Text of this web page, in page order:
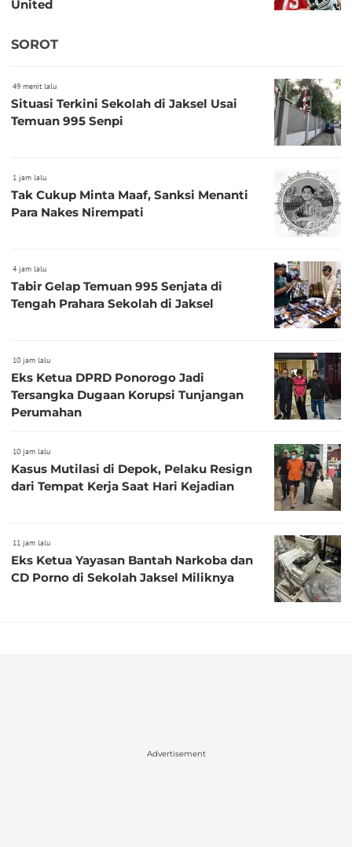
United
SOROT
49 menit lalu
Situasi Terkini Sekolah di Jaksel Usai
Temuan 995 Senpi
1 jam lalu
Tak Cukup Minta Maaf, Sanksi Menanti
Para Nakes Nirempati
4 jam lalu
Tabir Gelap Temuan 995 Senjata di
Tengah Prahara Sekolah di Jaksel
10 jam lalu
Eks Ketua DPRD Ponorogo Jadi
Tersangka Dugaan Korupsi Tunjangan
Perumahan
10 jam lalu
Kasus Mutilasi di Depok, Pelaku Resign
dari Tempat Kerja Saat Hari Kejadian
11 jam lalu
Eks Ketua Yayasan Bantah Narkoba dan
CD Porno di Sekolah Jaksel Miliknya
Advertisement